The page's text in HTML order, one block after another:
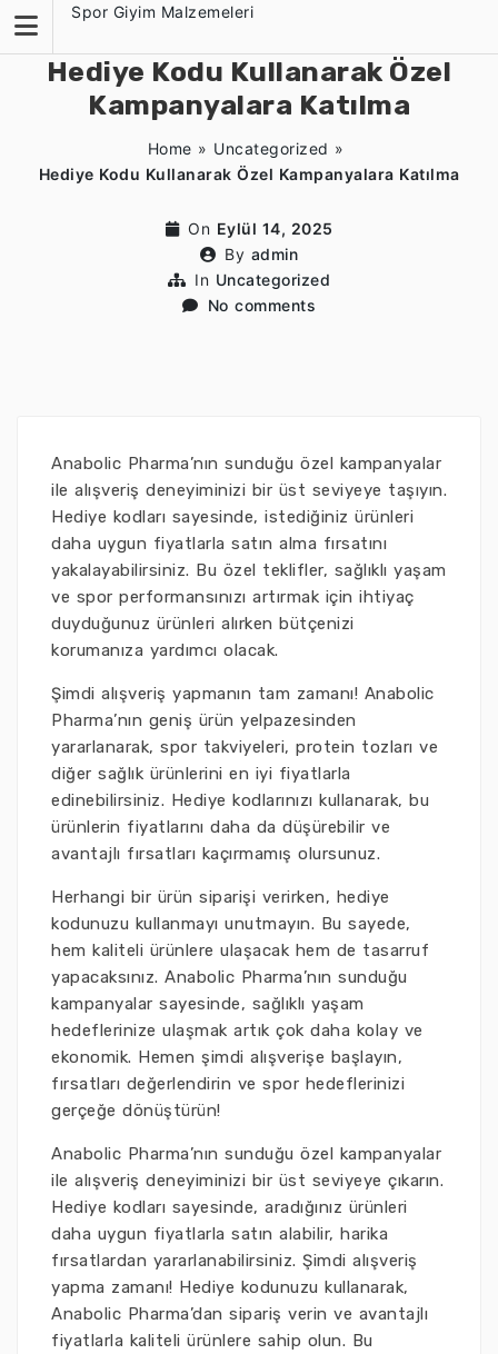
content
Spor Giyim Malzemeleri
Hediye Kodu Kullanarak Özel
Kampanyalara Katılma
Home » Uncategorized »
Hediye Kodu Kullanarak Özel Kampanyalara Katılma
On Eylül 14, 2025
By admin
In Uncategorized
No comments
Anabolic Pharma’nın sunduğu özel kampanyalar
ile alışveriş deneyiminizi bir üst seviyeye taşıyın.
Hediye kodları sayesinde, istediğiniz ürünleri
daha uygun fiyatlarla satın alma fırsatını
yakalayabilirsiniz. Bu özel teklifler, sağlıklı yaşam
ve spor performansınızı artırmak için ihtiyaç
duyduğunuz ürünleri alırken bütçenizi
korumanıza yardımcı olacak.
Şimdi alışveriş yapmanın tam zamanı! Anabolic
Pharma’nın geniş ürün yelpazesinden
yararlanarak, spor takviyeleri, protein tozları ve
diğer sağlık ürünlerini en iyi fiyatlarla
edinebilirsiniz. Hediye kodlarınızı kullanarak, bu
ürünlerin fiyatlarını daha da düşürebilir ve
avantajlı fırsatları kaçırmamış olursunuz.
Herhangi bir ürün siparişi verirken, hediye
kodunuzu kullanmayı unutmayın. Bu sayede,
hem kaliteli ürünlere ulaşacak hem de tasarruf
yapacaksınız. Anabolic Pharma’nın sunduğu
kampanyalar sayesinde, sağlıklı yaşam
hedeflerinize ulaşmak artık çok daha kolay ve
ekonomik. Hemen şimdi alışverişe başlayın,
fırsatları değerlendirin ve spor hedeflerinizi
gerçeğe dönüştürün!
Anabolic Pharma’nın sunduğu özel kampanyalar
ile alışveriş deneyiminizi bir üst seviyeye çıkarın.
Hediye kodları sayesinde, aradığınız ürünleri
daha uygun fiyatlarla satın alabilir, harika
fırsatlardan yararlanabilirsiniz. Şimdi alışveriş
yapma zamanı! Hediye kodunuzu kullanarak,
Anabolic Pharma’dan sipariş verin ve avantajlı
fiyatlarla kaliteli ürünlere sahip olun. Bu